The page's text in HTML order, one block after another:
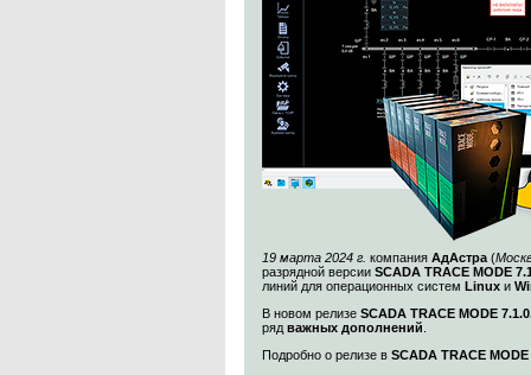
19 марта 2024 г. компания АдАстра (
разрядной версии SCADA TRACE MODE
линий для операционных систем Linux и
В новом релизе SCADA TRACE MODE
ряд важных дополнений
Подробно о релизе в SCADA TRACE MODE